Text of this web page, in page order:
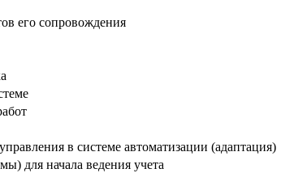
его сопровождения
в системе автоматизации (адаптация)
для начала ведения учета